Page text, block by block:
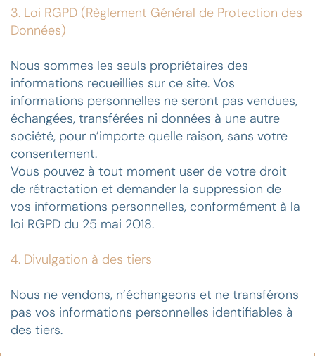
3. Loi RGPD (Règlement Général de Protection des
Données)
Nous sommes les seuls propriétaires des
informations recueillies sur ce site. Vos
informations personnelles ne seront pas vendues,
échangées, transférées ni données à une autre
société, pour n’importe quelle raison, sans votre
consentement.
Vous pouvez à tout moment user de votre droit
de rétractation et demander la suppression de
vos informations personnelles, conformément à la
loi RGPD du 25 mai 2018.
4. Divulgation à des tiers
Nous ne vendons, n’échangeons et ne transférons
pas vos informations personnelles identifiables à
des tiers.